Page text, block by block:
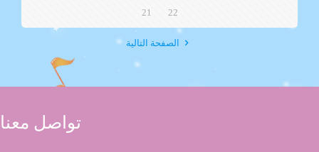
21 22
الصفحة التالية
تواصل معنا